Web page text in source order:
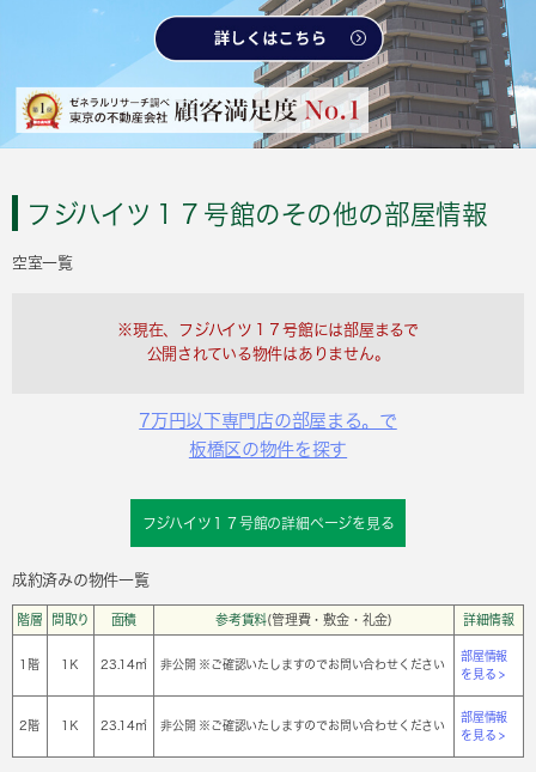
フジハイツ１７号館のその他の部屋情報
空室一覧
※現在、フジハイツ１７号館には部屋まるで
公開されている物件はありません。
7万円以下専門店の部屋まる。で
板橋区の物件を探す
フジハイツ１７号館の詳細ページを見る
成約済みの物件一覧
階層 間取り 面積 参考賃料(管理費・敷金・礼金) 詳細情報
1階 1Ｋ 23.14㎡ 非公開 ※ご確認いたしますのでお問い合わせください
部屋情報
を見る >
2階 1Ｋ 23.14㎡ 非公開 ※ご確認いたしますのでお問い合わせください
部屋情報
を見る >